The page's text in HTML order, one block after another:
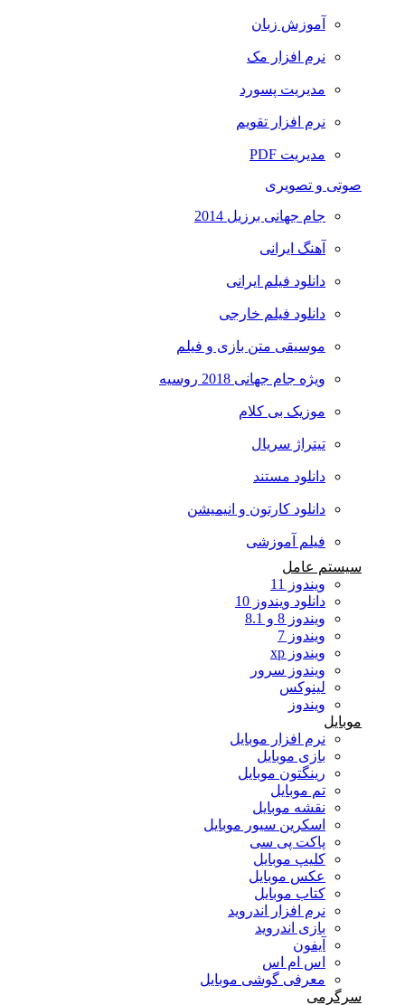
آموزش زبان
نرم افزار مک
مدیریت پسورد
نرم افزار تقویم
مدیریت PDF
صوتی و تصویری
جام جهانی برزیل 2014
آهنگ ایرانی
دانلود فیلم ایرانی
دانلود فیلم خارجی
موسیقی متن بازی و فیلم
ویژه جام جهانی 2018 روسیه
موزیک بی کلام
تیتراژ سریال
دانلود مستند
دانلود کارتون و انیمیشن
فیلم آموزشی
سیستم عامل
ویندوز 11
دانلود ویندوز 10
ویندوز 8 و 8.1
ویندوز 7
ویندوز xp
ویندوز سرور
لینوکس
ویندوز
موبایل
نرم افزار موبایل
بازی موبایل
رینگتون موبایل
تم موبایل
نقشه موبایل
اسکرین سیور موبایل
پاکت پی سی
کلیپ موبایل
عکس موبایل
کتاب موبایل
نرم افزار اندروید
بازی اندروید
آیفون
اس ام اس
معرفی گوشی موبایل
سرگرمی